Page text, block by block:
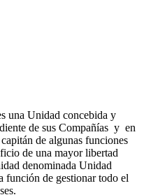
una Unidad concebida y
de sus Compañías y en
de algunas funciones
de una mayor libertad
denominada Unidad
función de gestionar todo el